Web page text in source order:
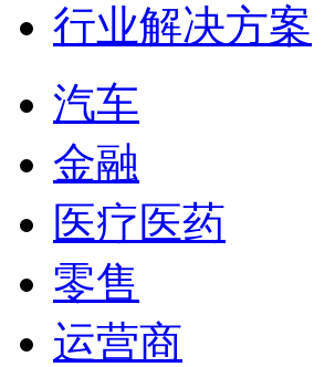
行业解决方案
汽车
金融
医疗医药
零售
运营商